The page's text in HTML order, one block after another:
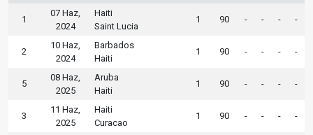
1
07 Haz,
2024
Haiti
Saint Lucia
1 90 - - - -
2
10 Haz,
2024
Barbados
Haiti
1 90 - - - -
5
08 Haz,
2025
Aruba
Haiti
1 90 - - - -
3
11 Haz,
2025
Haiti
Curacao
1 90 - - - -